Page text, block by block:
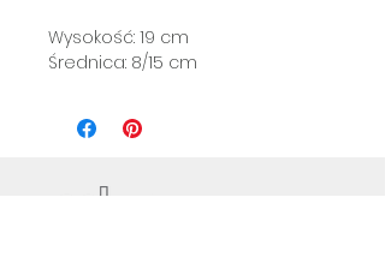
Wysokość: 19 cm
Średnica: 8/15 cm